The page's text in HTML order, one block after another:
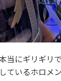
当にギリギリ
ているホロメ